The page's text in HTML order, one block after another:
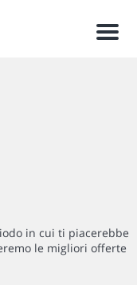
Menu
in cui ti piacerebbe
le migliori offerte